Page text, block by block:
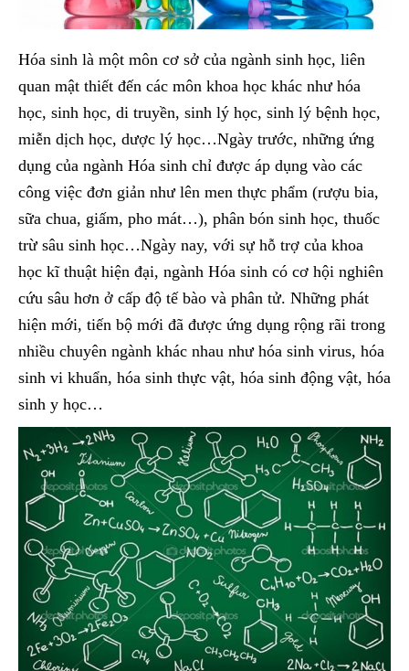
Hóa sinh là một môn cơ sở của ngành sinh học, liên
quan mật thiết đến các môn khoa học khác như hóa
học, sinh học, di truyền, sinh lý học, sinh lý bệnh học,
miễn dịch học, dược lý học…Ngày trước, những ứng
dụng của ngành Hóa sinh chỉ được áp dụng vào các
công việc đơn giản như lên men thực phẩm (rượu bia,
sữa chua, giấm, pho mát…), phân bón sinh học, thuốc
trừ sâu sinh học…Ngày nay, với sự hỗ trợ của khoa
học kĩ thuật hiện đại, ngành Hóa sinh có cơ hội nghiên
cứu sâu hơn ở cấp độ tế bào và phân tử. Những phát
hiện mới, tiến bộ mới đã được ứng dụng rộng rãi trong
nhiều chuyên ngành khác nhau như hóa sinh virus, hóa
sinh vi khuẩn, hóa sinh thực vật, hóa sinh động vật, hóa
sinh y học…